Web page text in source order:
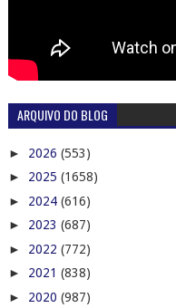
ARQUIVO DO BLOG
► 2026 (553)
► 2025 (1658)
► 2024 (616)
► 2023 (687)
► 2022 (772)
► 2021 (838)
► 2020 (987)